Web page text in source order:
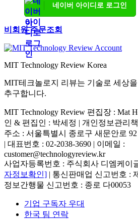
네이버 아이디로 로그인
비회원 주문조회
MIT Technology Review Korea
MIT테크놀로지 리뷰는 기술로 세상
추구합니다.
MIT Technology Review 편집장 : Mat
인 & 편집인 : 박세정 | 개인정보관리
주소 : 서울특별시 종로구 새문안로
| 대표번호 : 02-2038-3690 | 이메일 :
customer@technologyreview.kr
사업자등록번호 : 주식회사 디엠케이
자정보확인] | 통신판매업 신고번호 :
정보간행물 신고번호 : 종로 다00053
기업 구독자 우대
한국 팀 연락